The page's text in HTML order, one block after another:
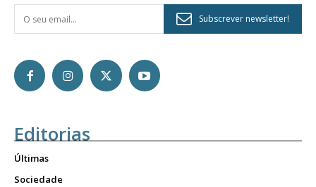
Subscrever newsletter!
Editorias
Últimas
Sociedade